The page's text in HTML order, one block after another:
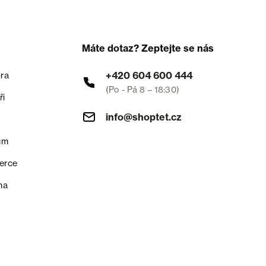
Máte dotaz? Zeptejte se nás
+420 604 600 444
(Po - Pá 8 – 18:30)
info@shoptet.cz